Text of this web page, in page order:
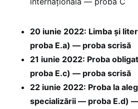
20 iunie 2022: Limba și
proba E.a) — proba scrisă
21 iunie 2022: Proba
proba E.c) — proba scrisă
22 iunie 2022: Proba la
specializării — proba E.d)